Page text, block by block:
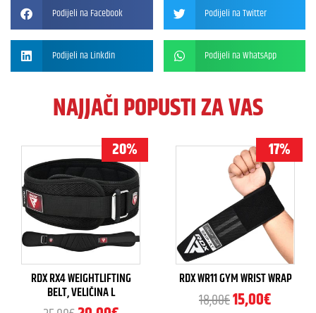
Podijeli na Facebook Podijeli na Twitter
Podijeli na Linkdin Podijeli na WhatsApp
NAJJAČI POPUSTI ZA VAS
20%
RDX RX4 WEIGHTLIFTING
BELT, VELIČINA L
17%
RDX WR11 GYM WRIST WRAP
18,00€15,00€